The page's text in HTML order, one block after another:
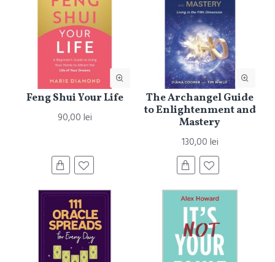
Feng Shui Your Life
90,00 lei
The Archangel Guide
to Enlightenment and
Mastery
130,00 lei